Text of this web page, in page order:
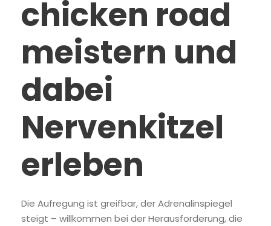
chicken road
meistern und
dabei
Nervenkitzel
erleben
Die Aufregung ist greifbar, der Adrenalinspiegel
steigt – willkommen bei der Herausforderung, die